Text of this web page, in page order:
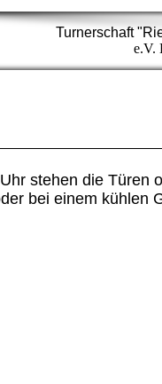
Turnerschaft
e.V.
stehen die Türen
bei einem kühlen